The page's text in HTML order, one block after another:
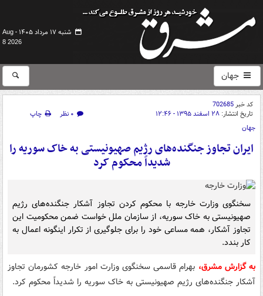
شنبه ۱۷ مرداد ۱۴۰۵ -
Aug
8 2026
جهان
کد خبر702685
تاریخ انتشار: ۲۸ اسفند ۱۳۹۵ - ۱۲:۴۶ ۰ نظر
چاپ
جهان
ایران تجاوز جنگنده‌های رژیم صهیونیستی به خاک سوریه را
شدیداً محکوم کرد
سخنگوی وزارت خارجه با محکوم کردن تجاوز آشکار جنگنده‌های رژیم
صهیونیستی به خاک سوریه، از سازمان ملل خواست ضمن محکومیت این
تجاوز آشکار، همه مساعی خود را برای جلوگیری از تکرار اینگونه اعمال به
کار بندد.
به گزارش مشرق، بهرام قاسمی سخنگوی وزارت امور خارجه کشورمان تجاوز
آشکار جنگنده‌های رژیم صهیونیستی به خاک سوریه را شدیداً محکوم کرد.